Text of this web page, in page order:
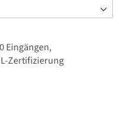
Eingängen,
Zertifizierung